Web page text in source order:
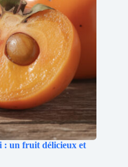
: un fruit délicieux et